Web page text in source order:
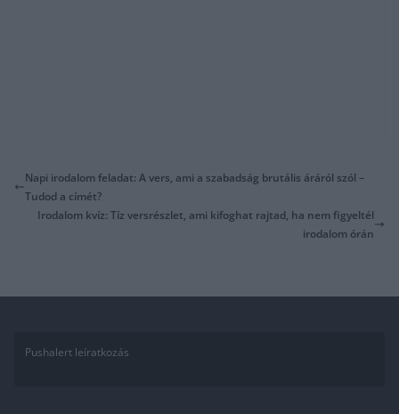
Napi irodalom feladat: A vers, ami a szabadság brutális áráról szól –
Tudod a címét?
Irodalom kvíz: Tíz versrészlet, ami kifoghat rajtad, ha nem figyeltél
irodalom órán
Pushalert leíratkozás